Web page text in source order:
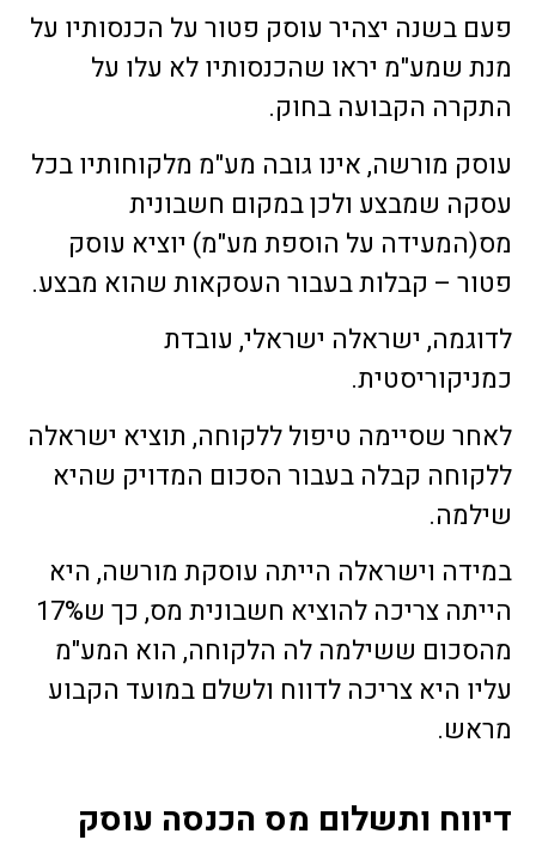
פעם בשנה יצהיר עוסק פטור על הכנסותיו על
מנת שמע"מ יראו שהכנסותיו לא עלו על
התקרה הקבועה בחוק.
עוסק מורשה, אינו גובה מע"מ מלקוחותיו בכל
עסקה שמבצע ולכן במקום חשבונית
מס(המעידה על הוספת מע"מ) יוציא עוסק
פטור – קבלות בעבור העסקאות שהוא מבצע.
לדוגמה, ישראלה ישראלי, עובדת
כמניקוריסטית.
לאחר שסיימה טיפול ללקוחה, תוציא ישראלה
ללקוחה קבלה בעבור הסכום המדויק שהיא
שילמה.
במידה וישראלה הייתה עוסקת מורשה, היא
הייתה צריכה להוציא חשבונית מס, כך ש17%
מהסכום ששילמה לה הלקוחה, הוא המע"מ
עליו היא צריכה לדווח ולשלם במועד הקבוע
מראש.
דיווח ותשלום מס הכנסה עוסק